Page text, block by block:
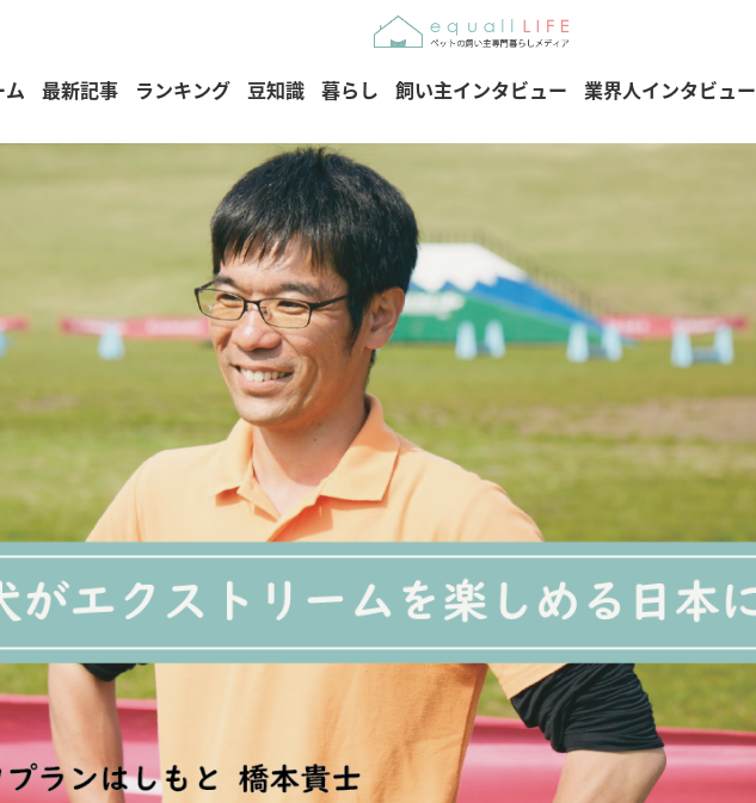
ム 最新記事 ランキング 豆知識 暮らし 飼い主インタビュー 業界人インタビュー